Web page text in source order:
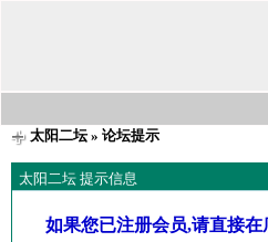
太阳二坛» 论坛提示
太阳二坛 提示信息
如果您已注册会员,请直接